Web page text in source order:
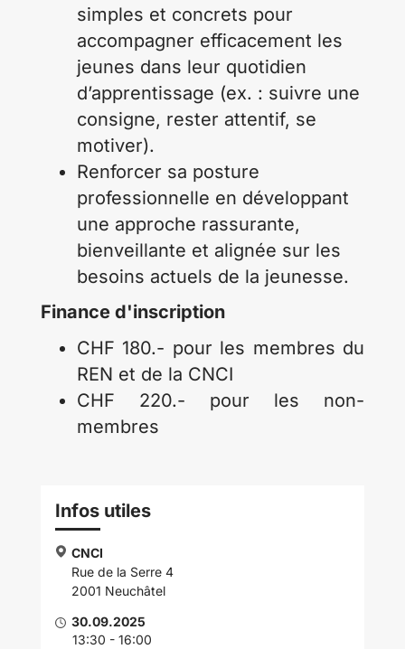
simples et concrets pour
accompagner efficacement les
jeunes dans leur quotidien
d’apprentissage (ex. : suivre une
consigne, rester attentif, se
motiver).
Renforcer sa posture
professionnelle en développant
une approche rassurante,
bienveillante et alignée sur les
besoins actuels de la jeunesse.
Finance d'inscription
CHF 180.- pour les membres du
REN et de la CNCI
CHF 220.- pour les non-
membres
Infos utiles
CNCI
Rue de la Serre 4
2001 Neuchâtel
30.09.2025
13:30 - 16:00